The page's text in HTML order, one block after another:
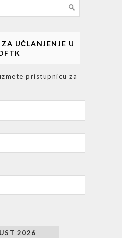
UČLANJENJE U
pristupnicu za
2026